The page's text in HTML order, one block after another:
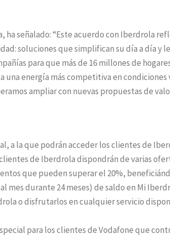
ha señalado: “Este acuerdo con Iberdrola
soluciones que simplifican su día a día y
para que más de 16 millones de
una energía más competitiva en condiciones
ampliar con nuevas propuestas de
a la que podrán acceder los clientes de
de Iberdrola dispondrán de varias
que pueden superar el 20%,
mes durante 24 meses) de saldo en Mi
o disfrutarlos en cualquier servicio
para los clientes de Vodafone que